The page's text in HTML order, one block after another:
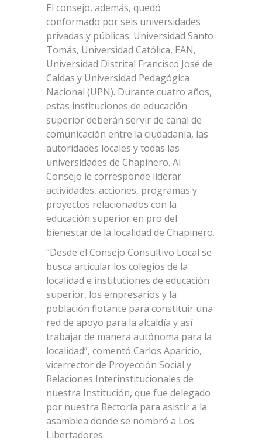
El consejo, además, quedó
conformado por seis universidades
privadas y públicas: Universidad Santo
Tomás, Universidad Católica, EAN,
Universidad Distrital Francisco José de
Caldas y Universidad Pedagógica
Nacional (UPN). Durante cuatro años,
estas instituciones de educación
superior deberán servir de canal de
comunicación entre la ciudadanía, las
autoridades locales y todas las
universidades de Chapinero. Al
Consejo le corresponde liderar
actividades, acciones, programas y
proyectos relacionados con la
educación superior en pro del
bienestar de la localidad de Chapinero.
“Desde el Consejo Consultivo Local se
busca articular los colegios de la
localidad e instituciones de educación
superior, los empresarios y la
población flotante para constituir una
red de apoyo para la alcaldía y así
trabajar de manera autónoma para la
localidad”, comentó Carlos Aparicio,
vicerrector de Proyección Social y
Relaciones Interinstitucionales de
nuestra Institución, que fue delegado
por nuestra Rectoría para asistir a la
asamblea donde se nombró a Los
Libertadores.